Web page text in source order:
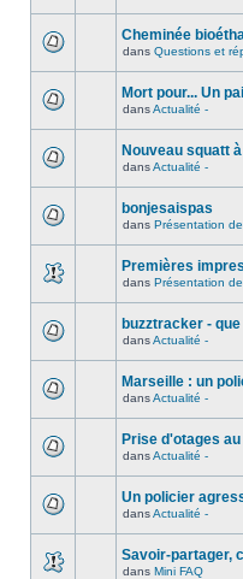
Cheminée
dans Questions et
Mort pour... Un
dansActualité -
Nouveau squatt
dansActualité -
bonjesaispas
dans Présentation
Premières
dans Présentation
buzztracker -
dansActualité -
Marseille : un
dansActualité -
Prise d'otages
dansActualité -
Un policier
dansActualité -
Savoir-partager,
dans Mini FAQ